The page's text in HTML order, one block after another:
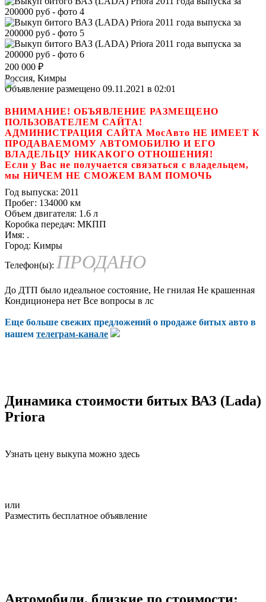
200 000 ₽
Россия, Кимры
Объявление размещено 09.11.2021 в 02:01
ВНИМАНИЕ! ОБЪЯВЛЕНИЕ РАЗМЕЩЕНО
ПОЛЬЗОВАТЕЛЕМ САЙТА!
АДМИНИСТРАЦИЯ САЙТА МосАвто НЕ ИМЕЕТ К
ПРОДАВАЕМОМУ АВТОМОБИЛЮ И ЕГО
ВЛАДЕЛЬЦУ НИКАКОГО ОТНОШЕНИЯ!
Если у Вас не получается связаться с владельцем,
мы НИЧЕМ НЕ СМОЖЕМ ВАМ ПОМОЧЬ
Год выпуска: 2011
Пробег: 134000 км
Объем двигателя: 1.6 л
Коробка передач: МКПП
Имя: .
Город: Кимры
Телефон(ы): ПРОДАНО
До ДТП было идеальное состояние, Не гнилая Не крашенная
Кондиционера нет Все вопросы в лс
Еще больше свежих предложений о продаже битых авто в
нашем телеграм-канале
Динамика стоимости битых ВАЗ (Lada)
Priora
Узнать цену выкупа можно здесь
или
Разместить бесплатное объявление
Автомобили, близкие по стоимости: